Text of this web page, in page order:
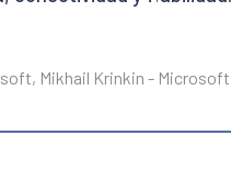
Mikhail Krinkin - Microsoft